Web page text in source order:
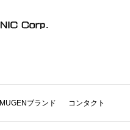
MUGENブランド コンタクト